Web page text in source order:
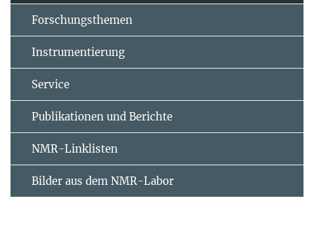
Forschungsthemen
Instrumentierung
Service
Publikationen und Berichte
NMR-Linklisten
Bilder aus dem NMR-Labor